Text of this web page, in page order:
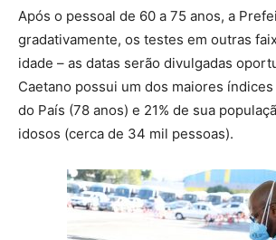
Após o pessoal de 60 a 75 anos, a
gradativamente, os testes em outras
idade – as datas serão divulgadas
Caetano possui um dos maiores
do País (78 anos) e 21% de sua
idosos (cerca de 34 mil pessoas).